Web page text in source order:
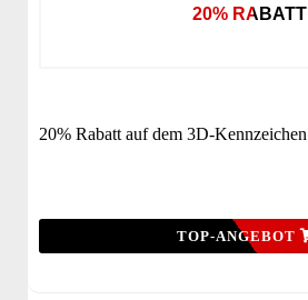
20% RABATT
20% Rabatt auf dem 3D-Kennzeichen
TOP-ANGEBOT